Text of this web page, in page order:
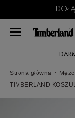
Strona główna ›
TIMBERLAND